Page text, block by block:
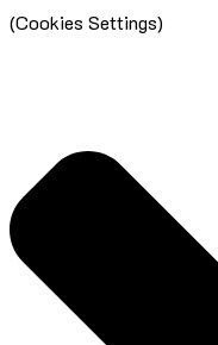
(Cookies Settings)